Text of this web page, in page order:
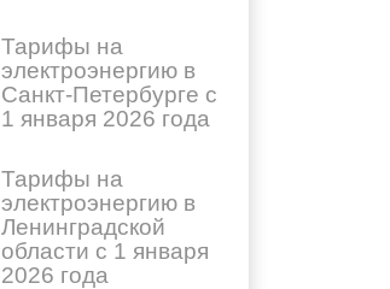
Тарифы на
электроэнергию в
Санкт-Петербурге с
1 января 2026 года
Тарифы на
электроэнергию в
Ленинградской
области с 1 января
2026 года